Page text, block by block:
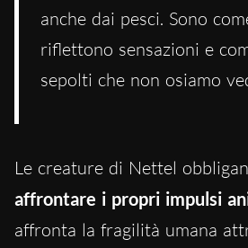
anche dai pesci. Sono
riflettono sensazioni e
sepolti che non osiamo
Le creature di Nettel
affrontare i propri impulsi
affronta la fragilità umana